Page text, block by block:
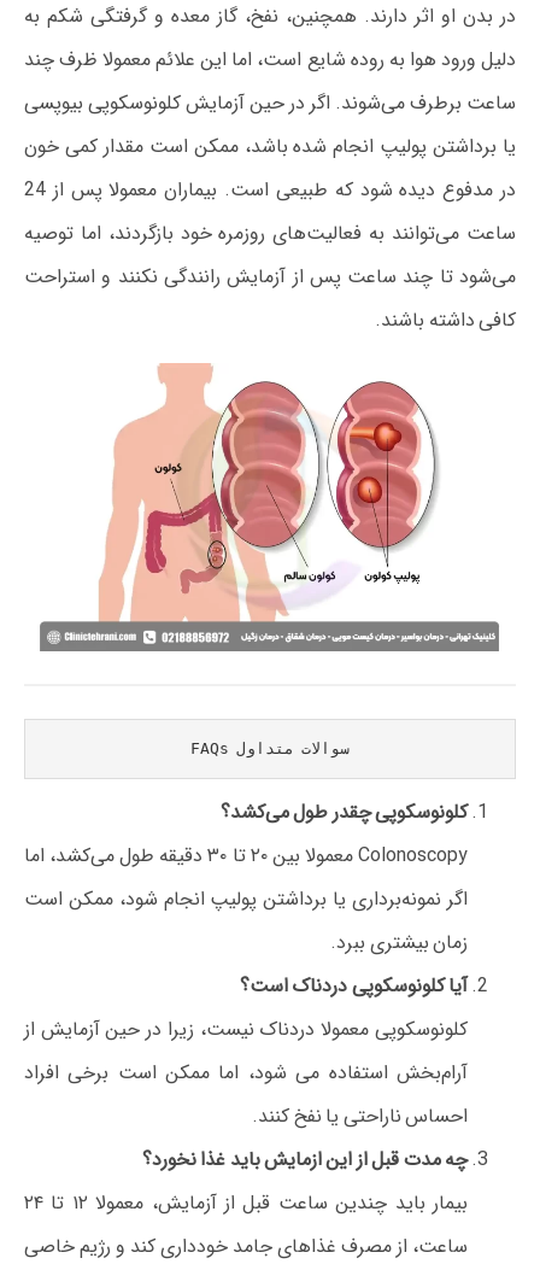
در بدن او اثر دارند. همچنین، نفخ، گاز معده و گرفتگی شکم به
دلیل ورود هوا به روده شایع است، اما این علائم معمولا ظرف چند
ساعت برطرف می‌شوند. اگر در حین آزمایش کلونوسکوپی بیوپسی
یا برداشتن پولیپ انجام شده باشد، ممکن است مقدار کمی خون
در مدفوع دیده شود که طبیعی است. بیماران معمولا پس از 24
ساعت می‌توانند به فعالیت‌های روزمره خود بازگردند، اما توصیه
می‌شود تا چند ساعت پس از آزمایش رانندگی نکنند و استراحت
کافی داشته باشند.
سوالات متداول FAQs
کلونوسکوپی چقدر طول می‌کشد؟
Colonoscopy معمولا بین ۲۰ تا ۳۰ دقیقه طول می‌کشد، اما
اگر نمونه‌برداری یا برداشتن پولیپ انجام شود، ممکن است
زمان بیشتری ببرد.
آیا کلونوسکوپی دردناک است؟
کلونوسکوپی معمولا دردناک نیست، زیرا در حین آزمایش از
آرام‌بخش استفاده می‌ شود، اما ممکن است برخی افراد
احساس ناراحتی یا نفخ کنند.
چه مدت قبل از این ازمایش باید غذا نخورد؟
بیمار باید چندین ساعت قبل از آزمایش، معمولا ۱۲ تا ۲۴
ساعت، از مصرف غذاهای جامد خودداری کند و رژیم خاصی